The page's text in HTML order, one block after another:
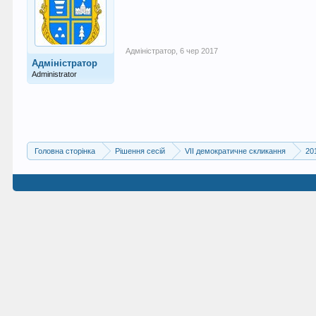
Адміністратор
Administrator
Адміністратор 6 чер 2017
Головна сторінка Рішення сесій VII демократичне скликання